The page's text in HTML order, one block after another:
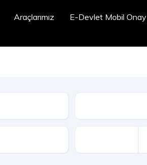
Araçlarımız E-Devlet Mobil Onay